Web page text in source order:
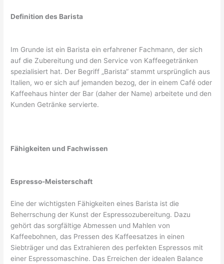
Definition des Barista
Im Grunde ist ein Barista ein erfahrener Fachmann, der sich
auf die Zubereitung und den Service von Kaffeegetränken
spezialisiert hat. Der Begriff „Barista“ stammt ursprünglich aus
Italien, wo er sich auf jemanden bezog, der in einem Café oder
Kaffeehaus hinter der Bar (daher der Name) arbeitete und den
Kunden Getränke servierte.
Fähigkeiten und Fachwissen
Espresso-Meisterschaft
Eine der wichtigsten Fähigkeiten eines Barista ist die
Beherrschung der Kunst der Espressozubereitung. Dazu
gehört das sorgfältige Abmessen und Mahlen von
Kaffeebohnen, das Pressen des Kaffeesatzes in einen
Siebträger und das Extrahieren des perfekten Espressos mit
einer Espressomaschine. Das Erreichen der idealen Balance